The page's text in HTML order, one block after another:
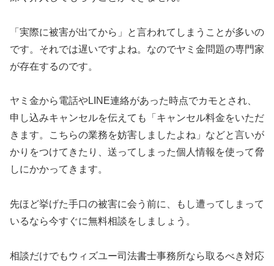
「実際に被害が出てから」と言われてしまうことが多いの
です。それでは遅いですよね。なのでヤミ金問題の専門家
が存在するのです。
ヤミ金から電話やLINE連絡があった時点でカモとされ、
申し込みキャンセルを伝えても「キャンセル料金をいただ
きます。こちらの業務を妨害しましたよね」などと言いが
かりをつけてきたり、送ってしまった個人情報を使って脅
しにかかってきます。
先ほど挙げた手口の被害に会う前に、もし遭ってしまって
いるなら今すぐに無料相談をしましょう。
相談だけでもウィズユー司法書士事務所なら取るべき対応